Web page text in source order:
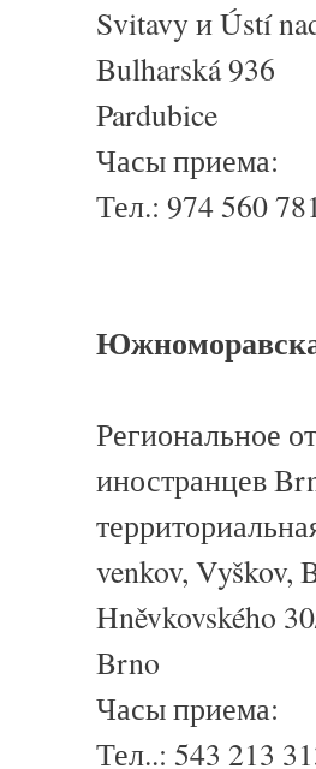
Svitavy и Ústí
Bulharská 936
Pardubice
Часы приема:
Тел.: 974 560
Региональное
иностранцев
venkov, Vyškov,
Hněvkovského
Brno
Часы приема:
Тел..: 543 213